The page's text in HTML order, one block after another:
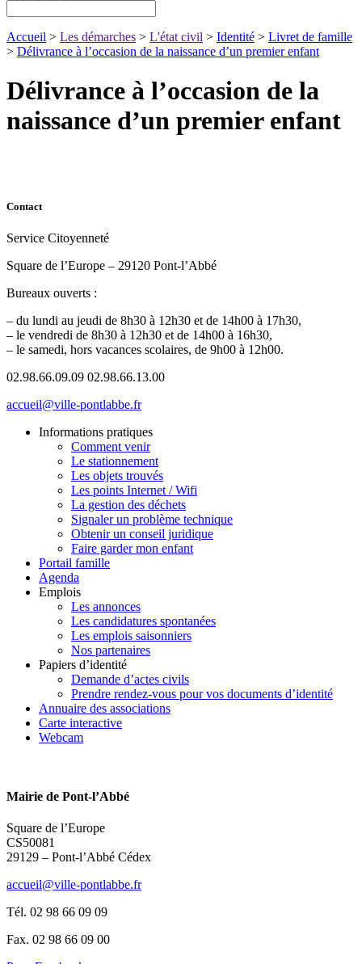
Accueil > Les démarches > L'état civil > Identité > Livret de famille
> Délivrance à l’occasion de la naissance d’un premier enfant
Délivrance à l’occasion de la
naissance d’un premier enfant
Contact
Service Citoyenneté
Square de l’Europe – 29120 Pont-l’Abbé
Bureaux ouverts :
– du lundi au jeudi de 8h30 à 12h30 et de 14h00 à 17h30,
– le vendredi de 8h30 à 12h30 et de 14h00 à 16h30,
– le samedi, hors vacances scolaires, de 9h00 à 12h00.
02.98.66.09.09 02.98.66.13.00
accueil@ville-pontlabbe.fr
Informations pratiques
Comment venir
Le stationnement
Les objets trouvés
Les points Internet / Wifi
La gestion des déchets
Signaler un problème technique
Obtenir un conseil juridique
Faire garder mon enfant
Portail famille
Agenda
Emplois
Les annonces
Les candidatures spontanées
Les emplois saisonniers
Nos partenaires
Papiers d’identité
Demande d’actes civils
Prendre rendez-vous pour vos documents d’identité
Annuaire des associations
Carte interactive
Webcam
Mairie de Pont-l’Abbé
Square de l’Europe
CS50081
29129 – Pont-l’Abbé Cédex
accueil@ville-pontlabbe.fr
Tél. 02 98 66 09 09
Fax. 02 98 66 09 00